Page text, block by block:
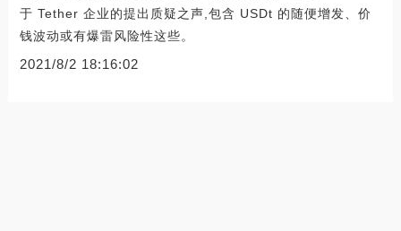
于 Tether 企业的提出质疑之声,包含 USDt 的随便增发、价
钱波动或有爆雷风险性这些。
2021/8/2 18:16:02